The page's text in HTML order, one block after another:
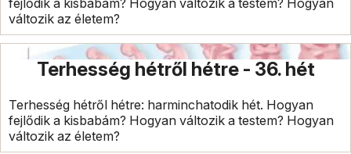
fejlődik a kisbabám? Hogyan változik a testem? Hogyan
változik az életem?
Terhesség hétről hétre - 36. hét
Terhesség hétről hétre: harminchatodik hét. Hogyan
fejlődik a kisbabám? Hogyan változik a testem? Hogyan
változik az életem?